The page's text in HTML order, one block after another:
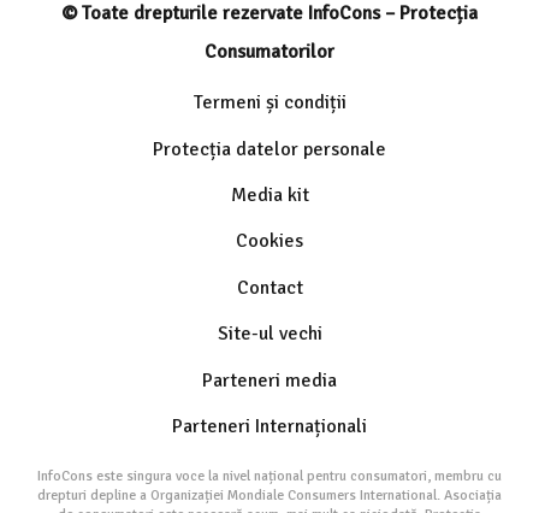
© Toate drepturile rezervate InfoCons – Protecția
Consumatorilor
Termeni și condiții
Protecția datelor personale
Media kit
Cookies
Contact
Site-ul vechi
Parteneri media
Parteneri Internaționali
InfoCons este singura voce la nivel național pentru consumatori, membru cu
drepturi depline a Organizației Mondiale Consumers International. Asociația